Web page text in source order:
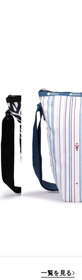
一覧を見る